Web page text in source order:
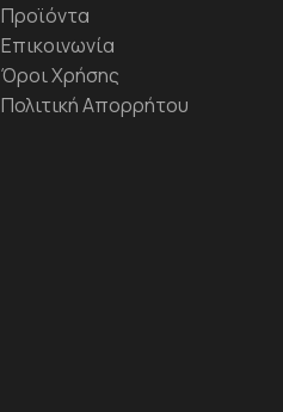
Προϊόντα
Επικοινωνία
Όροι Χρήσης
Πολιτική Απορρήτου